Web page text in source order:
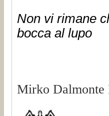
Non vi rimane
bocca al lupo
Mirko